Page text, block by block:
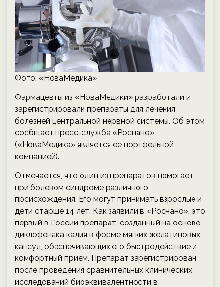
Фото: «НоваМедика»
Фармацевты из «НоваМедики» разработали и
зарегистрировали препараты для лечения
болезней центральной нервной системы. Об этом
сообщает пресс-служба «Роснано»
(«НоваМедика» является ее портфельной
компанией).
Отмечается, что один из препаратов помогает
при болевом синдроме различного
происхождения. Его могут принимать взрослые и
дети старше 14 лет. Как заявили в «Роснано», это
первый в России препарат, созданный на основе
диклофенака калия в форме мягких желатиновых
капсул, обеспечивающих его быстродействие и
комфортный прием. Препарат зарегистрирован
после проведения сравнительных клинических
исследований биоэквивалентности в